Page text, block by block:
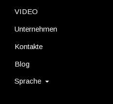
VIDEO
Unternehmen
Kontakte
Blog
Sprache